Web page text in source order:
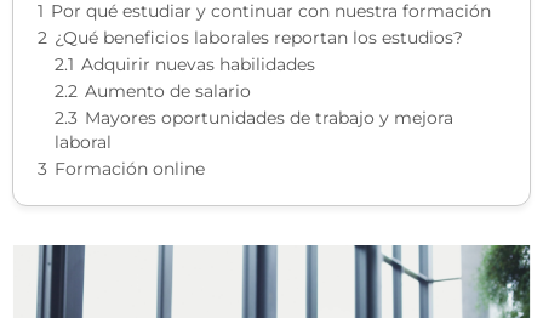
1 Por qué estudiar y continuar con nuestra formación
2 ¿Qué beneficios laborales reportan los estudios?
2.1 Adquirir nuevas habilidades
2.2 Aumento de salario
2.3 Mayores oportunidades de trabajo y mejora
laboral
3 Formación online